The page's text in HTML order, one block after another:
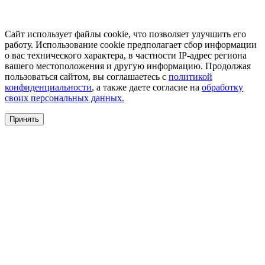
Сайт использует файлы cookie, что позволяет улучшить его
работу. Использование cookie предполагает сбор информации
о вас технического характера, в частности IP-адрес региона
вашего местоположения и другую информацию. Продолжая
пользоваться сайтом, вы соглашаетесь с политикой
конфиденциальности, а также даете согласие на обработку
своих персональных данных.
Принять